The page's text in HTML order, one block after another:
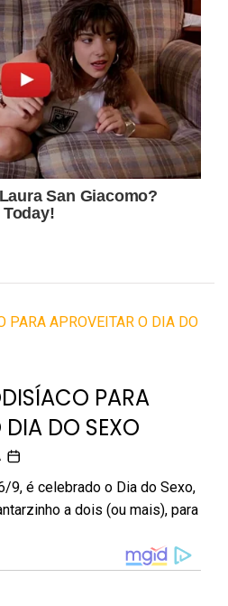
PARA
DIA DO SEXO
9, é celebrado o Dia do Sexo,
a dois (ou mais), para